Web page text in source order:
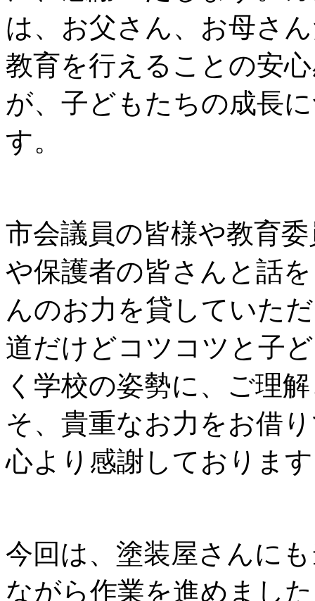
は、お父さん、お母さ
教育を行えることの安
が、子どもたちの成長
す。
市会議員の皆様や教育
や保護者の皆さんと話
んのお力を貸していた
道だけどコツコツと子
く学校の姿勢に、ご理
そ、貴重なお力をお借
心より感謝しておりま
今回は、塗装屋さんに
ながら作業を進めまし